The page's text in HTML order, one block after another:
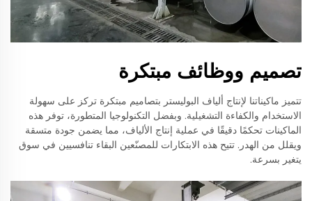
تصميم ووظائف مبتكرة
تتميز ماكيناتنا لإنتاج ألياف البوليستر بتصاميم مبتكرة تركز على سهولة
الاستخدام والكفاءة التشغيلية. وبفضل التكنولوجيا المتطورة، توفر هذه
الماكينات تحكمًا دقيقًا في عملية إنتاج الألياف، مما يضمن جودة متسقة
ويقلل من الهدر. تتيح هذه الابتكارات للمصنّعين البقاء تنافسيين في سوق
يتغير بسرعة.